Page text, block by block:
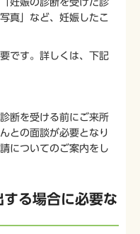
妊娠の診断を受けた診
真」など、妊娠したこ
です。詳しくは、下記
断を受ける前にご来所
との面談が必要となり
についてのご案内をし
る場合に必要な